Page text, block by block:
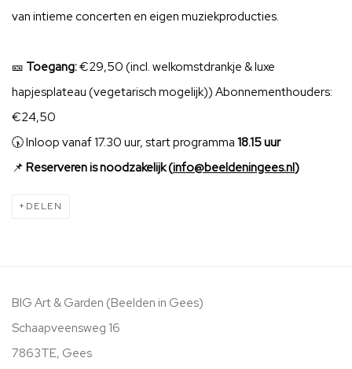
van intieme concerten en eigen muziekproducties.
🎫 Toegang:€29,50 (incl. welkomstdrankje & luxe
hapjesplateau (vegetarisch mogelijk)) Abonnementhouders:
€24,50
🕠 Inloop vanaf 17.30 uur, start programma 18.15 uur
📌 Reserveren is noodzakelijk (info@beeldeningees.nl)
DELEN
BIG Art & Garden (Beelden in Gees)
Schaapveensweg 16
7863TE, Gees